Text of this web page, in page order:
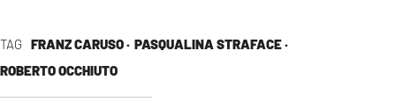
TAG FRANZ CARUSO · PASQUALINA STRAFACE ·
ROBERTO OCCHIUTO